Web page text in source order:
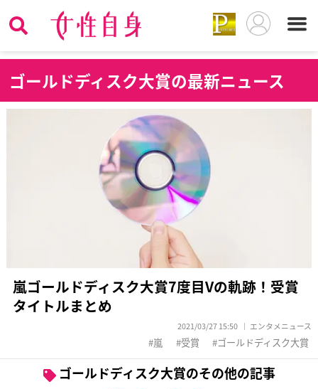
ゴールドディスク大賞の最新ニュース
嵐ゴールドディスク大賞7度目Vの軌跡！受賞
タイトルまとめ
2021/03/27 15:50 エンタメニュース
嵐 受賞 ゴールドディスク大賞
ゴールドディスク大賞のその他の記事